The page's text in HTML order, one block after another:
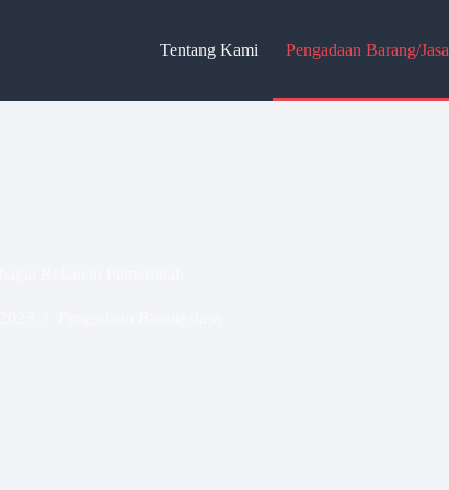
Tentang Kami Pengadaan Barang/Jasa